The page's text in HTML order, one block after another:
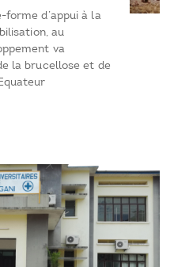
d’appui à la
au
va
la brucellose et de